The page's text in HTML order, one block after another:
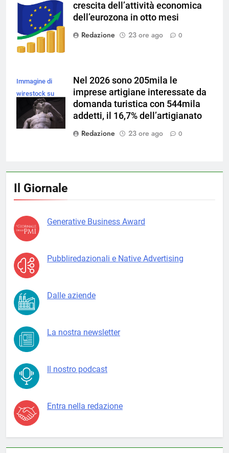
brgfx su
Magnific
crescita dell’attività economica
dell’eurozona in otto mesi
Redazione
23 ore ago 0
Immagine di
wirestock su
Magnific
Nel 2026 sono 205mila le
imprese artigiane interessate da
domanda turistica con 544mila
addetti, il 16,7% dell’artigianato
Redazione
23 ore ago 0
Il Giornale
Generative Business Award
Pubbliredazionali e Native Advertising
Dalle aziende
La nostra newsletter
Il nostro podcast
Entra nella redazione